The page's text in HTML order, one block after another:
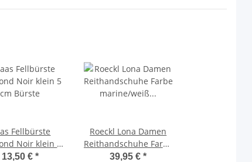
Fellbürste
Noir klein 5
cm Bürste
13,50 € *
Roeckl Lona Damen
Reithandschuhe Farbe
marine/weiß
39,95 €*